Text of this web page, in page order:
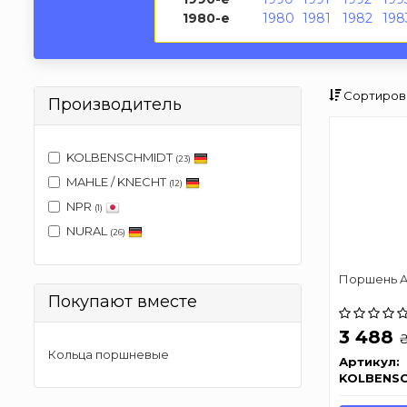
1980-е
1980 1981 1982
Производитель
KOLBENSCHMIDT (23)
MAHLE / KNECHT (12)
NPR (1)
NURAL (26)
Покупают вместе
Кольца поршневые
Поршень
3 488
Артикул: